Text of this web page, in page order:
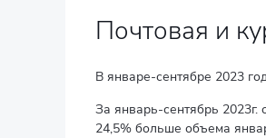
Почтовая и
В январе-сентябре 2023
За январь-сентябрь 2023г.
24,5% больше объема